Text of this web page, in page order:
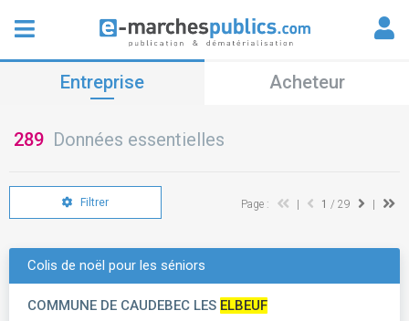
Entreprise Acheteur
289 Données essentielles
Filtrer Page : 1 / 29
Colis de noël pour les séniors
COMMUNE DE CAUDEBEC LES ELBEUF